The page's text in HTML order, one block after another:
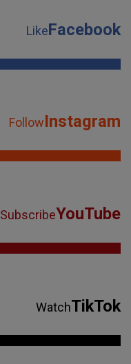
LikeFacebook
FollowInstagram
SubscribeYouTube
WatchTikTok